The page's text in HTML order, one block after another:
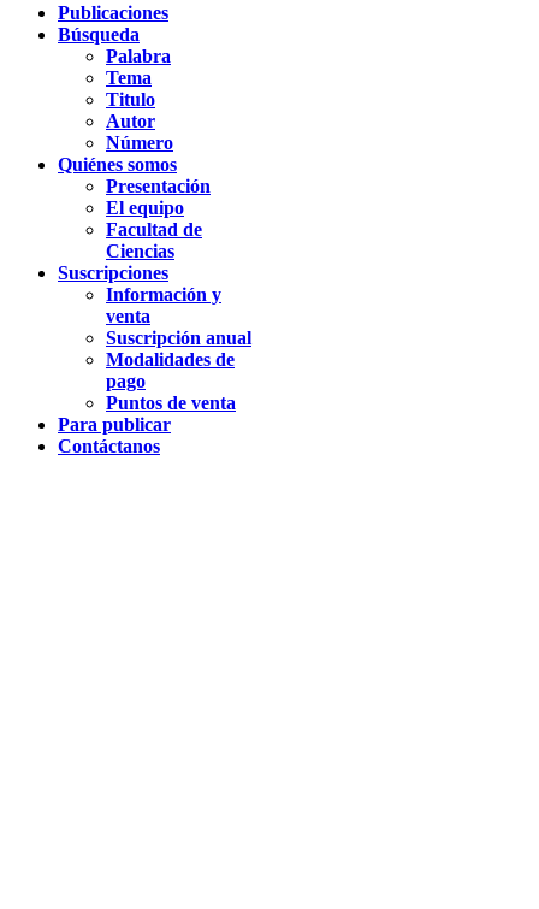
Publicaciones
Búsqueda
Palabra
Tema
Titulo
Autor
Número
Quiénes somos
Presentación
El equipo
Facultad de
Ciencias
Suscripciones
Información y
venta
Suscripción anual
Modalidades de
pago
Puntos de venta
Para publicar
Contáctanos